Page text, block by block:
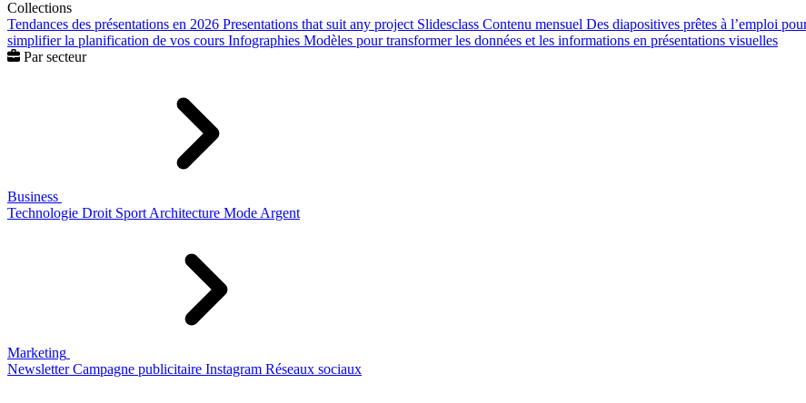
Collections
Tendances des présentations en 2026 Presentations that suit any project Slidesclass Contenu mensuel Des diapositives prêtes à l’emploi
simplifier la planification de vos cours Infographies Modèles pour transformer les données et les informations en présentations visuelles
Par secteur
Business
Technologie Droit Sport Architecture Mode Argent
Marketing
Newsletter Campagne publicitaire Instagram Réseaux sociaux